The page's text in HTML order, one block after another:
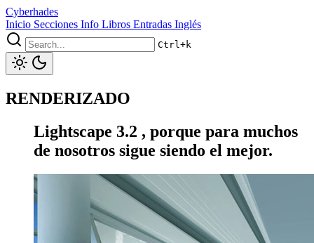
Cyberhades
Inicio Secciones Info Libros Entradas Inglés
Ctrl+k
RENDERIZADO
Lightscape 3.2 , porque para muchos
de nosotros sigue siendo el mejor.